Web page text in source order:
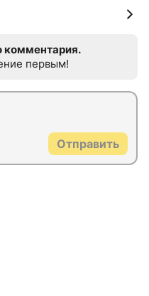
комментария.
первым!
Отправить